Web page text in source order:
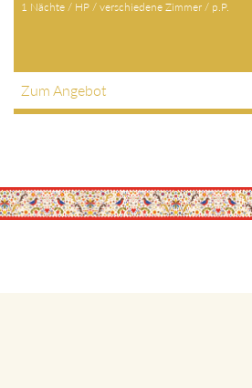
1 Nächte / HP / verschiedene Zimmer / p.P.
Zum Angebot